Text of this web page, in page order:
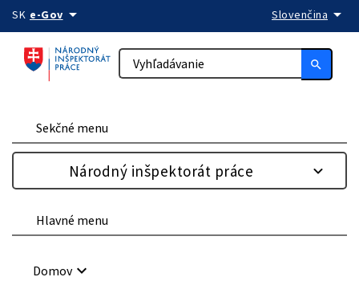
Preskočiť na obsah
SK e-Govarrow_drop_down Slovenčina arrow_drop_down
search
Sekčné menu
Národný inšpektorát práce
Hlavné menu
Domovkeyboard_arrow_down